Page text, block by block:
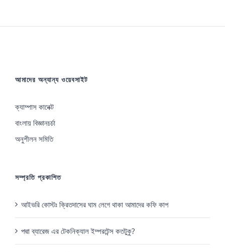
আমাদের অন্যান্য ওয়েবসাইট
ক্যাম্পাস কানেক্ট
বাংলায় বিজ্ঞানচর্চা
অনুশীলন সমিতি
সম্প্রতি প্রকাশিত
আইভরি কোস্টঃ ক্রিতদাসের ঘাম লেগে থাকা আমাদের কফি কাপ
পদ্মা ব্যারেজ এর টেকনিক্যাল ইম্পরটেন্স কতটুকু?